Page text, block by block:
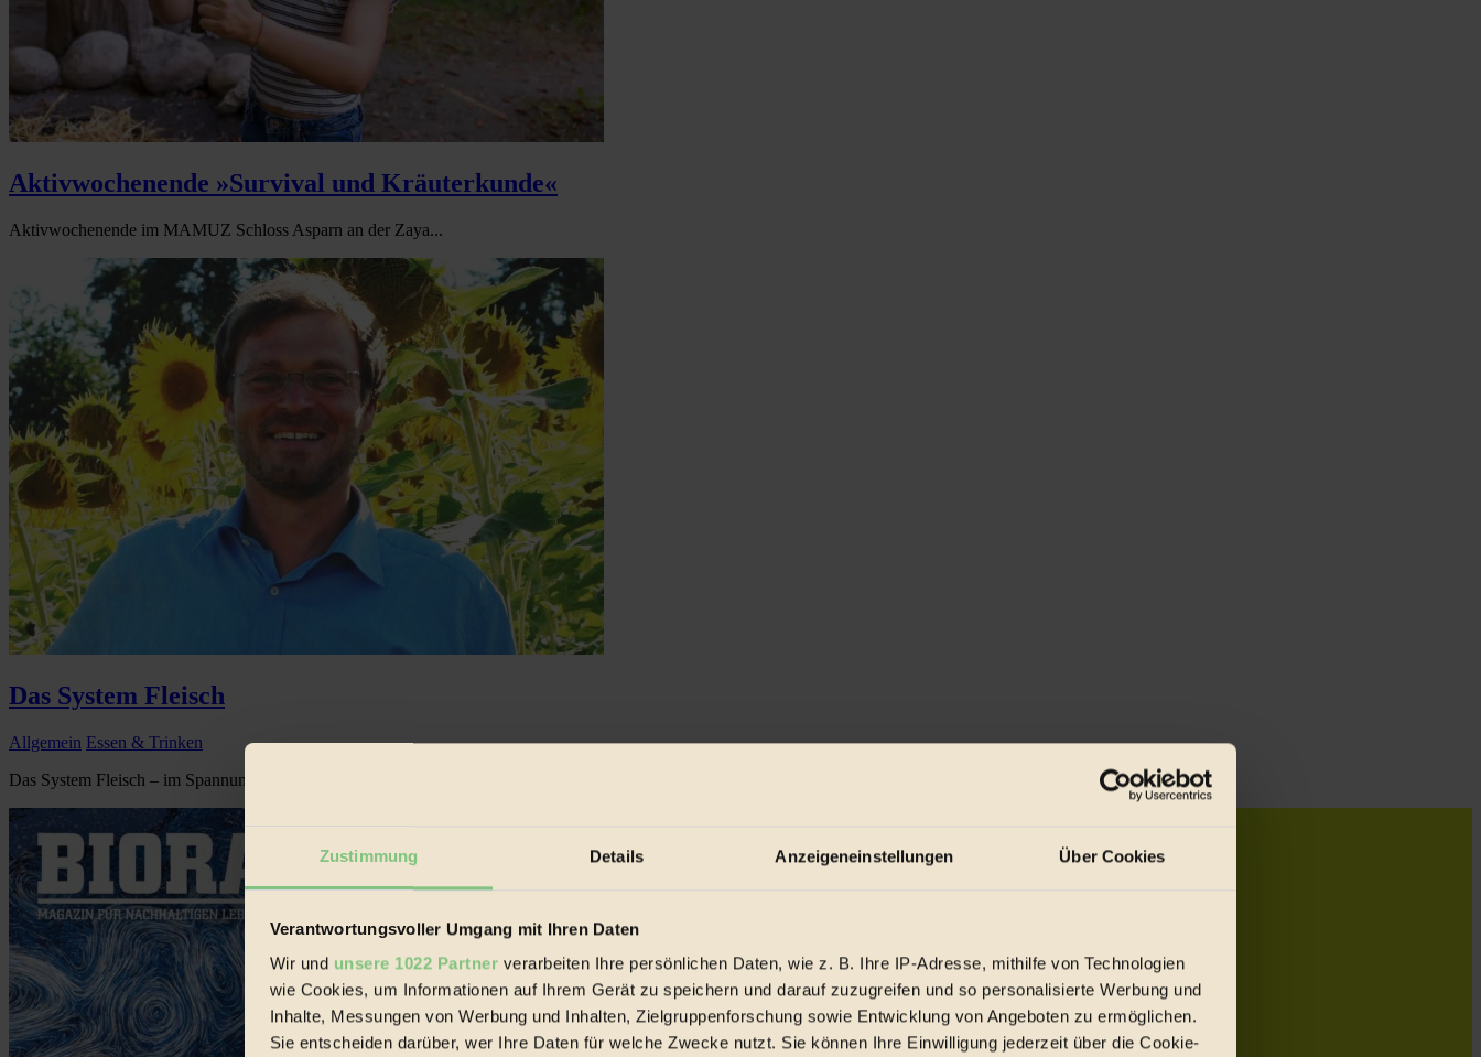
Zustimmung Details Anzeigeneinstellungen Über Cookies
Verantwortungsvoller Umgang mit Ihren Daten
Wir und unsere 1022 Partner verarbeiten Ihre persönlichen Daten, wie z. B. Ihre IP-Adresse, mithilfe von Technologien
wie Cookies, um Informationen auf Ihrem Gerät zu speichern und darauf zuzugreifen und so personalisierte Werbung und
Inhalte, Messungen von Werbung und Inhalten, Zielgruppenforschung sowie Entwicklung von Angeboten zu ermöglichen.
Sie entscheiden darüber, wer Ihre Daten für welche Zwecke nutzt. Sie können Ihre Einwilligung jederzeit über die Cookie-
Aktivwochenende »Survival und Kräuterkunde«
Aktivwochenende im MAMUZ Schloss Asparn an der Zaya...
Das System Fleisch
Allgemein Essen & Trinken
Das System Fleisch – im Spannungsfeld von Ideologie und Agrarindustrie...